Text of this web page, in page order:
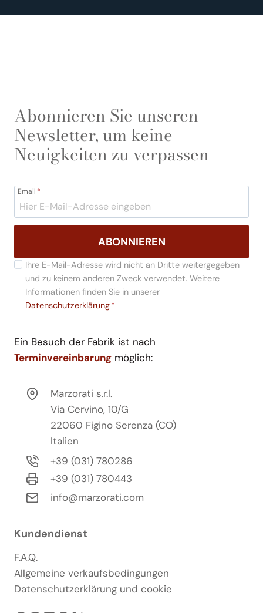
Abonnieren Sie unseren
Newsletter, um keine
Neuigkeiten zu verpassen
Email *
ABONNIEREN
Ihre E-Mail-Adresse wird nicht an Dritte weitergegeben
und zu keinem anderen Zweck verwendet. Weitere
Informationen finden Sie in unserer
Datenschutzerklärung*
Ein Besuch der Fabrik ist nach
Terminvereinbarung möglich:
Marzorati s.r.l.
Via Cervino, 10/G
22060 Figino Serenza (CO)
Italien
+39 (031) 780286
+39 (031) 780443
info@marzorati.com
Kundendienst
F.A.Q.
Allgemeine verkaufsbedingungen
Datenschutzerklärung und cookie